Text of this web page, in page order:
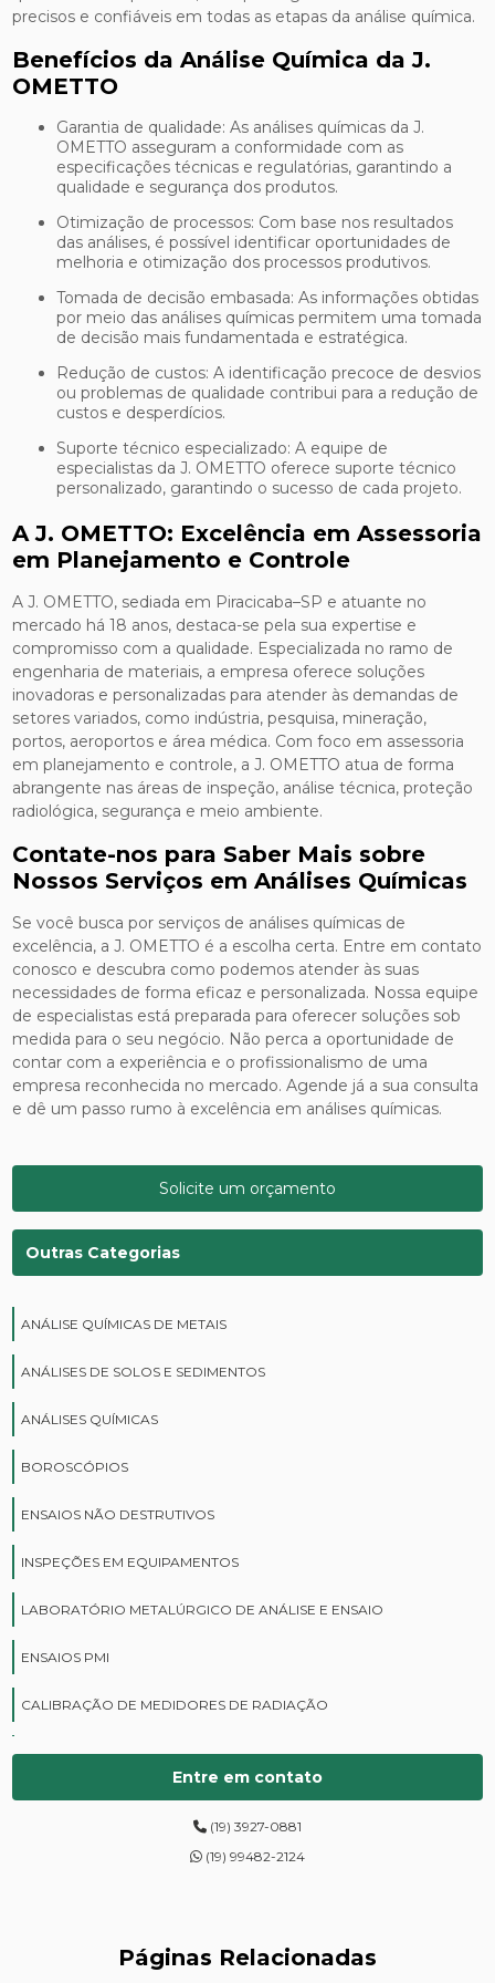
precisos e confiáveis em todas as etapas da análise química.
Benefícios da Análise Química da J.
OMETTO
Garantia de qualidade: As análises químicas da J.
OMETTO asseguram a conformidade com as
especificações técnicas e regulatórias, garantindo a
qualidade e segurança dos produtos.
Otimização de processos: Com base nos resultados
das análises, é possível identificar oportunidades de
melhoria e otimização dos processos produtivos.
Tomada de decisão embasada: As informações obtidas
por meio das análises químicas permitem uma tomada
de decisão mais fundamentada e estratégica.
Redução de custos: A identificação precoce de desvios
ou problemas de qualidade contribui para a redução de
custos e desperdícios.
Suporte técnico especializado: A equipe de
especialistas da J. OMETTO oferece suporte técnico
personalizado, garantindo o sucesso de cada projeto.
A J. OMETTO: Excelência em Assessoria
em Planejamento e Controle
A J. OMETTO, sediada em Piracicaba–SP e atuante no
mercado há 18 anos, destaca-se pela sua expertise e
compromisso com a qualidade. Especializada no ramo de
engenharia de materiais, a empresa oferece soluções
inovadoras e personalizadas para atender às demandas de
setores variados, como indústria, pesquisa, mineração,
portos, aeroportos e área médica. Com foco em assessoria
em planejamento e controle, a J. OMETTO atua de forma
abrangente nas áreas de inspeção, análise técnica, proteção
radiológica, segurança e meio ambiente.
Contate-nos para Saber Mais sobre
Nossos Serviços em Análises Químicas
Se você busca por serviços de análises químicas de
excelência, a J. OMETTO é a escolha certa. Entre em contato
conosco e descubra como podemos atender às suas
necessidades de forma eficaz e personalizada. Nossa equipe
de especialistas está preparada para oferecer soluções sob
medida para o seu negócio. Não perca a oportunidade de
contar com a experiência e o profissionalismo de uma
empresa reconhecida no mercado. Agende já a sua consulta
e dê um passo rumo à excelência em análises químicas.
Solicite um orçamento
Outras Categorias
ANÁLISE QUÍMICAS DE METAIS
ANÁLISES DE SOLOS E SEDIMENTOS
ANÁLISES QUÍMICAS
BOROSCÓPIOS
ENSAIOS NÃO DESTRUTIVOS
INSPEÇÕES EM EQUIPAMENTOS
LABORATÓRIO METALÚRGICO DE ANÁLISE E ENSAIO
ENSAIOS PMI
CALIBRAÇÃO DE MEDIDORES DE RADIAÇÃO
CURSOS DE PROTEÇÃO RADIOLÓGICA
DIGITALIZAÇÃO DE FILMES RADIOGRÁFICOS
ENSAIOS DE DUREZA DE CAMPO
Entre em contato
(19) 3927-0881
(19) 99482-2124
Páginas Relacionadas